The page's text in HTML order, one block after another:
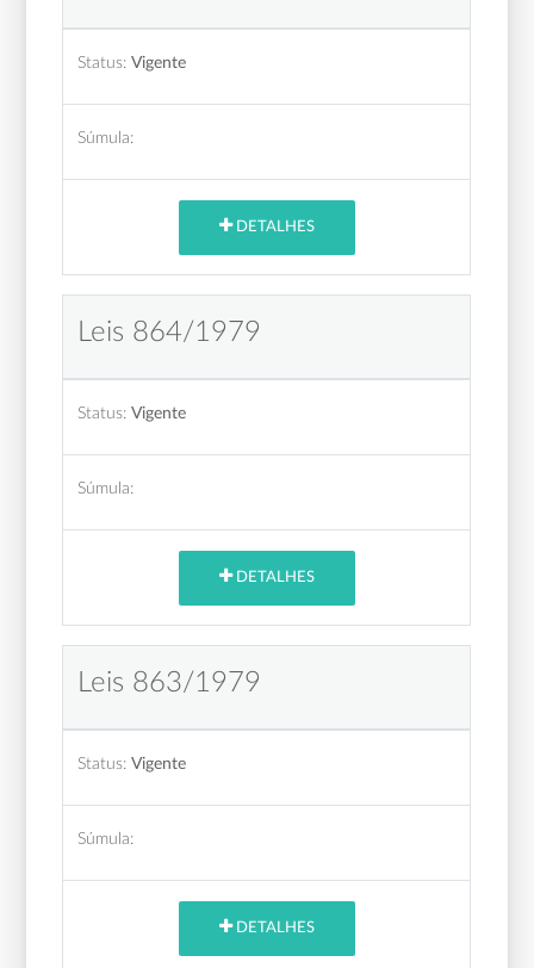
Status: Vigente
Súmula:
DETALHES
Leis 864/1979
Status: Vigente
Súmula:
DETALHES
Leis 863/1979
Status: Vigente
Súmula:
DETALHES